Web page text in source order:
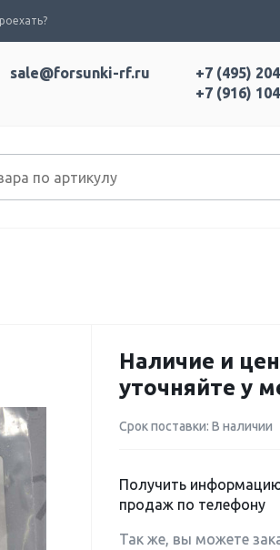
+7 (495)
+7 (916)
sale@forsunki-rf.ru
Наличие и
уточняйте у
Срок поставки: В наличии
Получить
продаж по телефону
Так же, вы можете